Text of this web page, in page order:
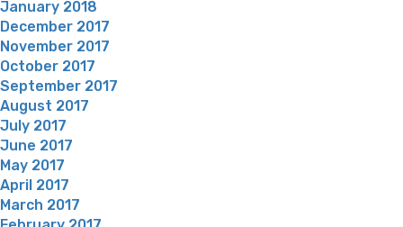
January 2018
December 2017
November 2017
October 2017
September 2017
August 2017
July 2017
June 2017
May 2017
April 2017
March 2017